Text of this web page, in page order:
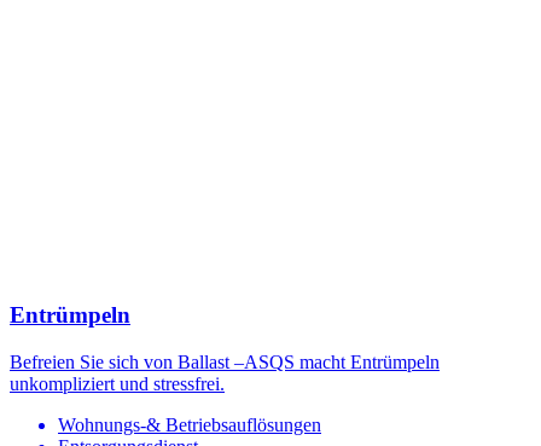
Entrümpeln
Befreien Sie sich von Ballast –ASQS macht Entrümpeln
unkompliziert und stressfrei.
Wohnungs-& Betriebsauflösungen